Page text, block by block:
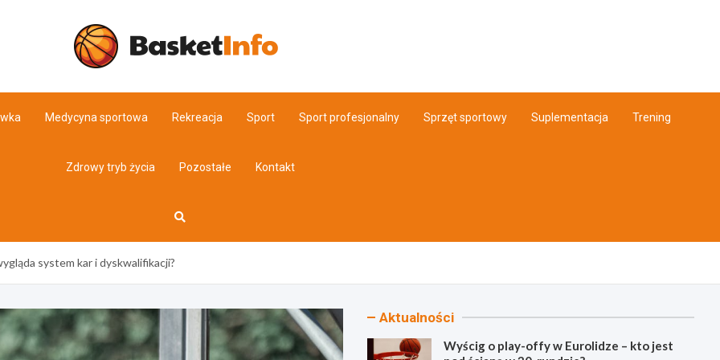
Medycyna sportowa Rekreacja Sport Sport profesjonalny Sprzęt sportowy Suplementacja Trening
Zdrowy tryb życia Pozostałe Kontakt
system kar i dyskwalifikacji?
Aktualności
Wyścig o play-offy w Eurolidze – kto jest